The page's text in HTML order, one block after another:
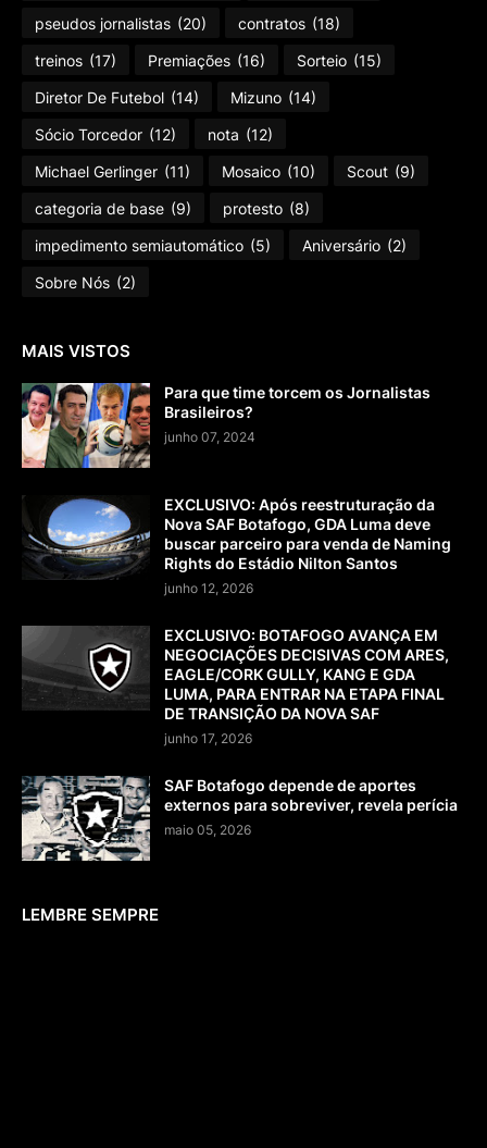
pseudos jornalistas (20) contratos (18)
treinos (17) Premiações (16) Sorteio (15)
Diretor De Futebol (14) Mizuno (14)
Sócio Torcedor (12) nota (12)
Michael Gerlinger (11) Mosaico (10) Scout (9)
categoria de base (9) protesto (8)
impedimento semiautomático (5) Aniversário (2)
Sobre Nós (2)
MAIS VISTOS
Para que time torcem os Jornalistas
Brasileiros?
junho 07, 2024
EXCLUSIVO: Após reestruturação da
Nova SAF Botafogo, GDA Luma deve
buscar parceiro para venda de Naming
Rights do Estádio Nilton Santos
junho 12, 2026
EXCLUSIVO: BOTAFOGO AVANÇA EM
NEGOCIAÇÕES DECISIVAS COM ARES,
EAGLE/CORK GULLY, KANG E GDA
LUMA, PARA ENTRAR NA ETAPA FINAL
DE TRANSIÇÃO DA NOVA SAF
junho 17, 2026
SAF Botafogo depende de aportes
externos para sobreviver, revela perícia
maio 05, 2026
LEMBRE SEMPRE